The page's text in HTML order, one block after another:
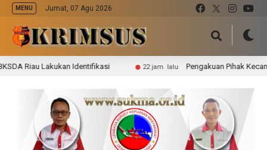
MENU Jumat, 07 Agu 2026
Lakukan Identifikasi 22 jam lalu Pengakuan Pihak Kecamatan